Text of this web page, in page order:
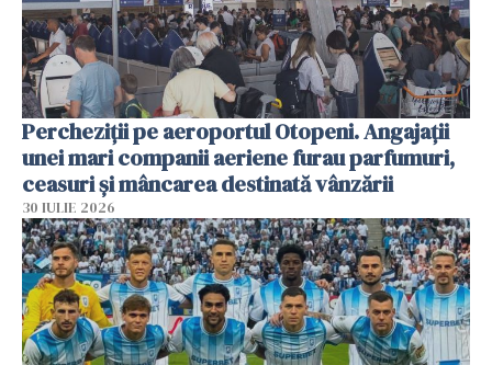
Percheziții pe aeroportul Otopeni. Angajații
unei mari companii aeriene furau parfumuri,
ceasuri și mâncarea destinată vânzării
30 IULIE 2026